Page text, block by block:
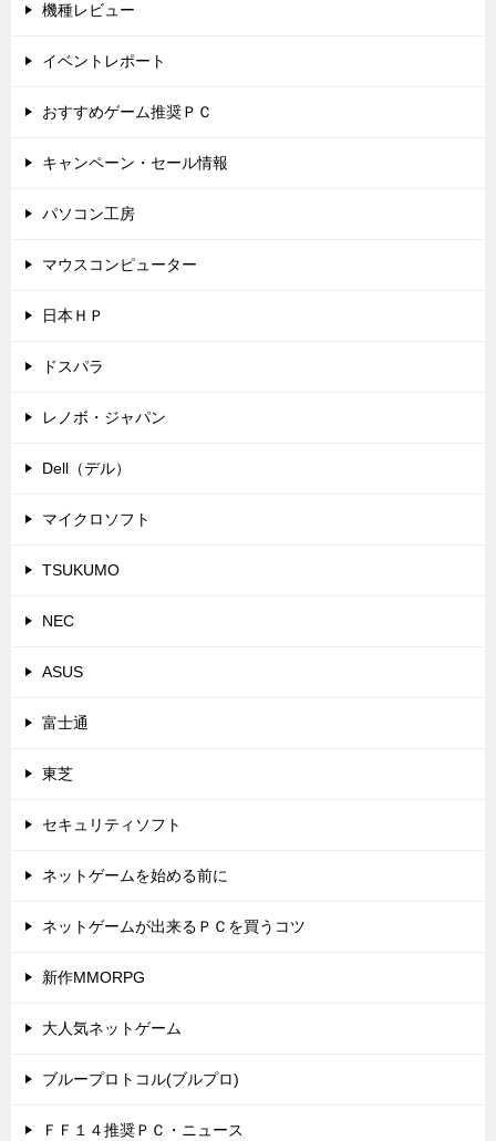
機種レビュー
イベントレポート
おすすめゲーム推奨ＰＣ
キャンペーン・セール情報
パソコン工房
マウスコンピューター
日本ＨＰ
ドスパラ
レノボ・ジャパン
Dell（デル）
マイクロソフト
TSUKUMO
NEC
ASUS
富士通
東芝
セキュリティソフト
ネットゲームを始める前に
ネットゲームが出来るＰＣを買うコツ
新作MMORPG
大人気ネットゲーム
ブループロトコル(ブルプロ)
ＦＦ１４推奨ＰＣ・ニュース